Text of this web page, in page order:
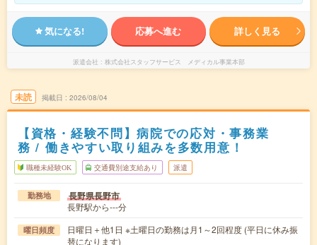
気になる! 応募へ進む 詳しく見る
派遣会社 株式会社スタッフサービス メディカル事業本部
未読 掲載日 2026/08/04
【資格・経験不問】病院での応対・事務業
務 / 働きやすい取り組みを多数用意！
職種未経験OK 交通費別途支給あり 派遣
勤務地 長野県長野市
長野駅から---分
曜日頻度
日曜日＋他1日 ※土曜日の勤務は月1～2回程度 (平日に休み振
替になります)